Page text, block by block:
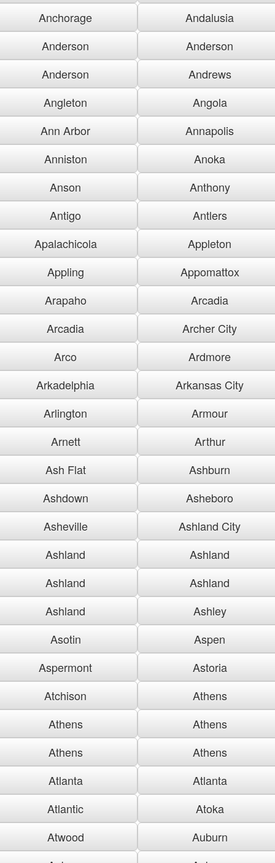
Anchorage
Andalusia
Anderson
Anderson
Anderson
Andrews
Angleton
Angola
Ann Arbor
Annapolis
Anniston
Anoka
Anson
Anthony
Antigo
Antlers
Apalachicola
Appleton
Appling
Appomattox
Arapaho
Arcadia
Arcadia
Archer City
Arco
Ardmore
Arkadelphia
Arkansas City
Arlington
Armour
Arnett
Arthur
Ash Flat
Ashburn
Ashdown
Asheboro
Asheville
Ashland City
Ashland
Ashland
Ashland
Ashland
Ashland
Ashley
Asotin
Aspen
Aspermont
Astoria
Atchison
Athens
Athens
Athens
Athens
Athens
Atlanta
Atlanta
Atlantic
Atoka
Atwood
Auburn